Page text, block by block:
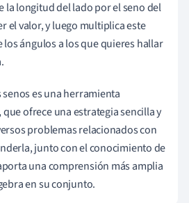
la longitud del lado por el seno del
el valor, y luego multiplica este
los ángulos a los que quieres hallar
senos es una herramienta
ofrece una estrategia sencilla y
problemas relacionados con
junto con el conocimiento de
una comprensión más amplia
en su conjunto.